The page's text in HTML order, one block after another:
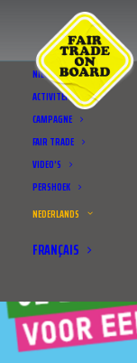
NIEUWS
ACTIVITEITEN
CAMPAGNE
FAIR TRADE
VIDEO’S
PERSHOEK
NEDERLANDS
FRANÇAIS